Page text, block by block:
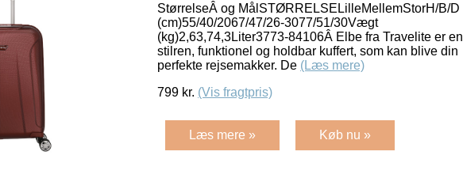
StørrelseÂ og MålSTØRRELSELilleMellemStorH/B/D
(cm)55/40/2067/47/26-3077/51/30Vægt
(kg)2,63,74,3Liter3773-84106Â Elbe fra Travelite er en
stilren, funktionel og holdbar kuffert, som kan blive din
perfekte rejsemakker. De (Læs mere)
799 kr. (Vis fragtpris)
Læs mere » Køb nu »